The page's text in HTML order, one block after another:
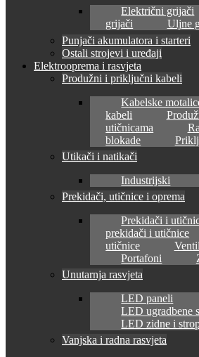
Električni grijači
grijači
Uljne
Punjači akumulatora i starteri
Ostali strojevi i uređaji
Elektrooprema i rasvjeta
Produžni i priključni kabeli
Kabelske
kabeli
utičnicama
blokade
Utikači i natikači
Industrijski
Prekidači, utičnice i oprema
Prekidači i
prekidači i utičnice
utičnice
Portafoni
Unutarnja rasvjeta
LED paneli
LED ugradbene
LED zidne i
Vanjska i radna rasvjeta